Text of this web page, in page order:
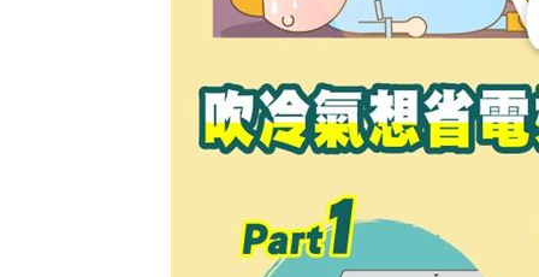
LIVE三立+24小時直播 15:27
三立iNEWS新聞台線上直播
台彩父親節推新刮刮樂千萬頭獎超「爸
商場戰國來臨 台中「頂奢大道」逐漸
「拍片人的多重宇宙」職涯論壇9/12登